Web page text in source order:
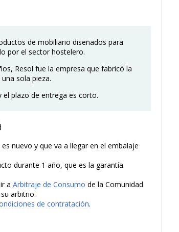
de mobiliario diseñados para
por el sector hostelero.
Resol fue la empresa que fabricó la
sola pieza.
el plazo de entrega es corto.
nuevo y que va a llegar en el embalaje
durante 1 año, que es la garantía
aArbitraje de Consumo de la Comunidad
arbitrio.
de contratación.